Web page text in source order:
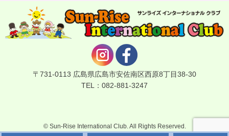
〒731-0113 広島県広島市安佐南区西原8丁目38-30
TEL：082-881-3247
© Sun-Rise International Club. All Rights Reserved.